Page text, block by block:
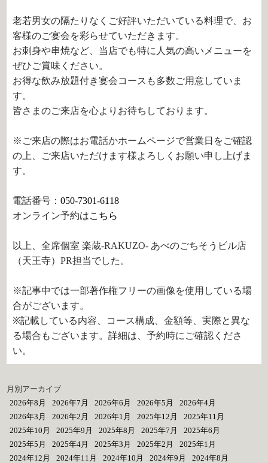
老若男女の隔たりなくご好評いただいている料理で、お
客様のご宴会を彩らせていただきます。
お刺身や串焼など、当店でも特に人気の高いメニューを
ぜひご賞味ください。
お得な飲み放題付き宴会コースも多数ご用意していま
す。
皆さまのご来店を心よりお待ちしております。
※ご来店の際はお電話かホームページで営業日をご確認
の上、ご来店いただけます様よろしくお願い申し上げま
す。
電話番号：050-7301-6118
オンライン予約はこちら
以上、全席個室 楽蔵‐RAKUZO‐ あべのごちそうビル店
（天王寺）PR担当でした。
※記事中では一部著作権フリーの画像を使用している場
合がございます。
※記載している内容、コース構成、金額等、実際と異な
る場合もございます。詳細は、予約時にご確認くださ
い。
月別アーカイブ
2026年8月
2026年7月 2026年6月 2026年5月
2026年4月
2026年3月
2026年2月 2026年1月 2025年12月
2025年11月
2025年10月
2025年9月 2025年8月 2025年7月
2025年6月
2025年5月
2025年4月 2025年3月 2025年2月
2025年1月
2024年12月
2024年11月 2024年10月 2024年9月
2024年8月